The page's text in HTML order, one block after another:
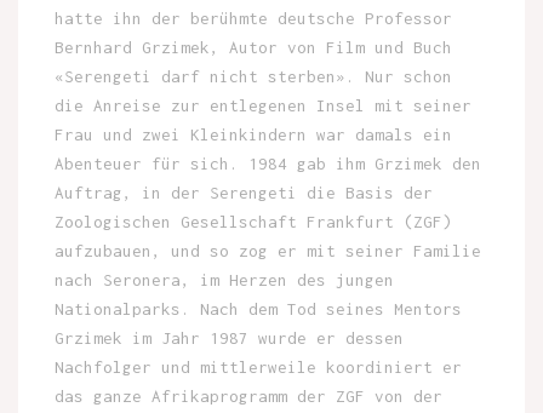
hatte ihn der berühmte deutsche Professor
Bernhard Grzimek, Autor von Film und Buch
«Serengeti darf nicht sterben». Nur schon
die Anreise zur entlegenen Insel mit seiner
Frau und zwei Kleinkindern war damals ein
Abenteuer für sich. 1984 gab ihm Grzimek den
Auftrag, in der Serengeti die Basis der
Zoologischen Gesellschaft Frankfurt (ZGF)
aufzubauen, und so zog er mit seiner Familie
nach Seronera, im Herzen des jungen
Nationalparks. Nach dem Tod seines Mentors
Grzimek im Jahr 1987 wurde er dessen
Nachfolger und mittlerweile koordiniert er
das ganze Afrikaprogramm der ZGF von der